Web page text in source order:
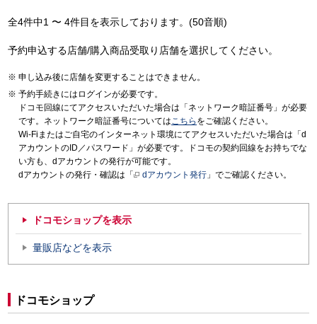
全4件中1 〜 4件目を表示しております。(50音順)
予約申込する店舗/購入商品受取り店舗を選択してください。
申し込み後に店舗を変更することはできません。
予約手続きにはログインが必要です。
ドコモ回線にてアクセスいただいた場合は「ネットワーク暗証番号」が必要
です。ネットワーク暗証番号についてはこちら をご確認ください。
Wi-Fiまたはご自宅のインターネット環境にてアクセスいただいた場合は「d
アカウントのID／パスワード」が必要です。ドコモの契約回線をお持ちでな
い方も、dアカウントの発行が可能です。
dアカウントの発行・確認は「
dアカウント発行 」でご確認ください。
ドコモショップを表示
量販店などを表示
ドコモショップ